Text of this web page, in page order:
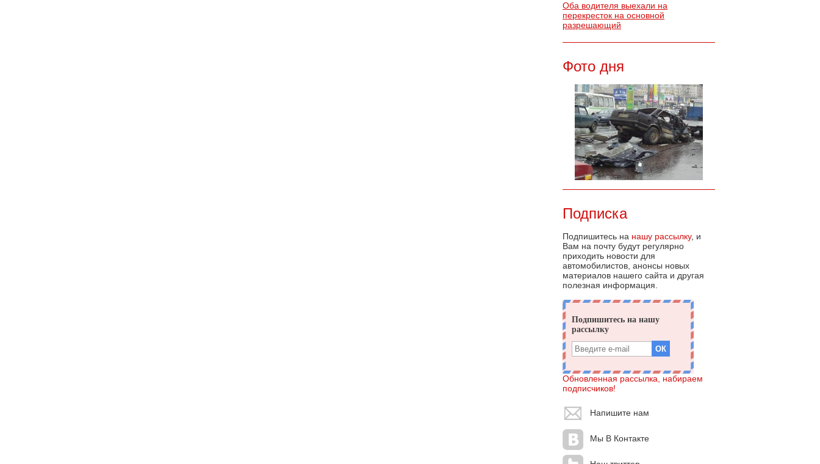
Оба водителя выехали на
перекресток на основной
разрешающий
Фото дня
Подписка
Подпишитесь на нашу рассылку, и
Вам на почту будут регулярно
приходить новости для
автомобилистов, анонсы новых
материалов нашего сайта и другая
полезная информация.
Обновленная рассылка, набираем
подписчиков!
Напишите нам
Мы В Контакте